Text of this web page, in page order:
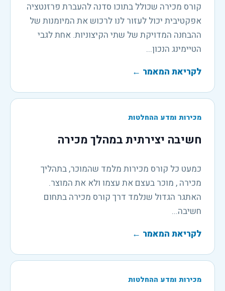
קורס מכירה שכולל בתוכו סדנה להעברת פרזנטציה
אפקטיבית יכול לעזור לנו לרכוש את המיומנות של
ההבחנה המדויקת של שתי הקיצוניות. אחת לגבי
הטיימינג הנכון...
לקריאת המאמר ←
מכירות ומדע ההחלטות
חשיבה יצירתית במהלך מכירה
כמעט כל קורס מכירות מלמד שהמוכר, בתהליך
מכירה , מוכר בעצם את עצמו ולא את המוצר.
האתגר הגדול שנלמד דרך קורס מכירה בתחום
חשיבה...
לקריאת המאמר ←
מכירות ומדע ההחלטות